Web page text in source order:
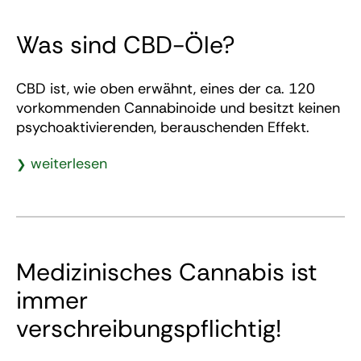
Was sind CBD-Öle?
CBD ist, wie oben erwähnt, eines der ca. 120
vorkommenden Cannabinoide und besitzt keinen
psychoaktivierenden, berauschenden Effekt.
weiterlesen
Medizinisches Cannabis ist
immer
verschreibungspflichtig!